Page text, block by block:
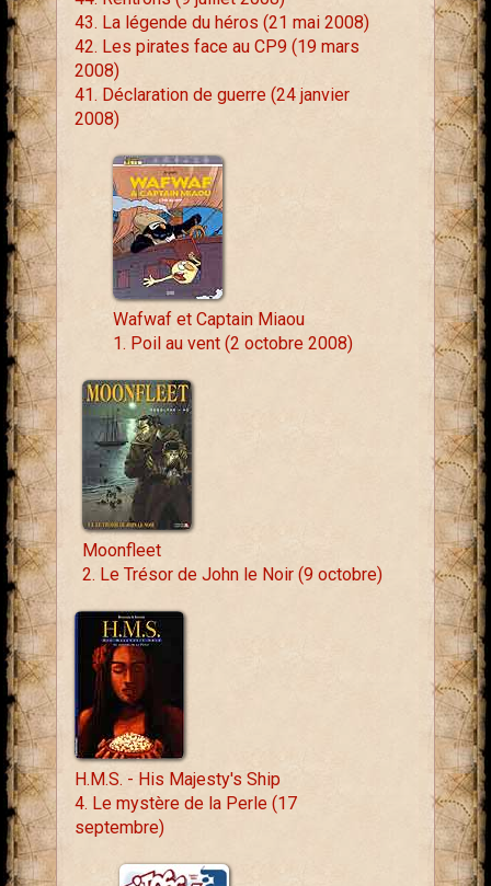
43. La légende du héros (21 mai 2008)
42. Les pirates face au CP9 (19 mars
2008)
41. Déclaration de guerre (24 janvier
2008)
Wafwaf et Captain Miaou
1. Poil au vent (2 octobre 2008)
Moonfleet
2. Le Trésor de John le Noir (9 octobre)
H.M.S. - His Majesty's Ship
4. Le mystère de la Perle (17
septembre)